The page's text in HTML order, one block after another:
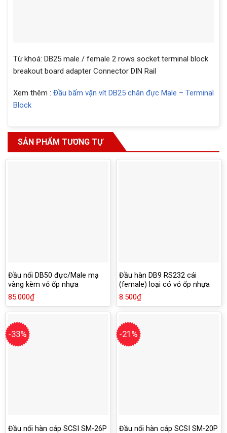
Từ khoá: DB25 male / female 2 rows socket terminal block
breakout board adapter Connector DIN Rail
Xem thêm : Đầu bấm vặn vít DB25 chân đực Male – Terminal
Block
SẢN PHẨM TƯƠNG TỰ
Đầu nối DB50 đực/Male mạ
vàng kèm vỏ ốp nhựa
85.000₫
Đầu hàn DB9 RS232 cái
(female) loại có vỏ ốp nhựa
vặn ốc
8.500₫
-33%
Đầu nối hàn cáp SCSI SM-26P
-21%
Đầu nối hàn cáp SCSI SM-20P